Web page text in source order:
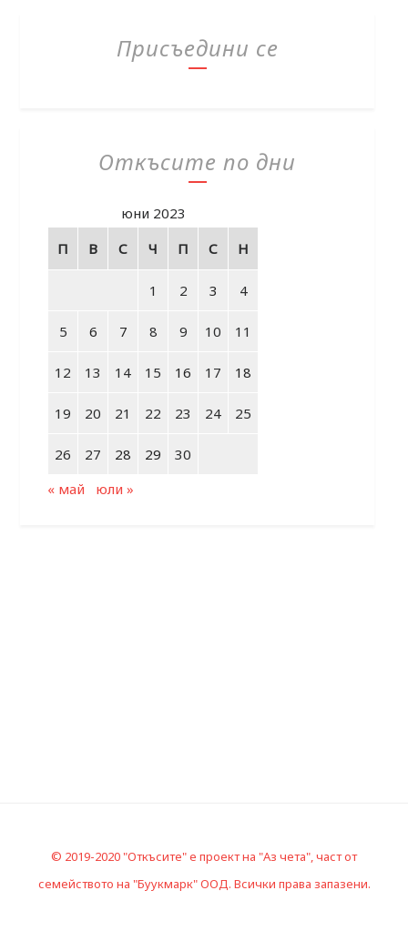
Присъедини се
Откъсите по дни
юни 2023
П
В С Ч П С Н
1 2 3 4
5 6 7 8 9 10 11
12 13 14 15 16 17 18
19 20 21 22 23 24 25
26 27 28 29
30
« май
юли »
© 2019-2020 "Откъсите" е проект на "Аз чета", част от
семейството на "Буукмарк" ООД. Всички права запазени.